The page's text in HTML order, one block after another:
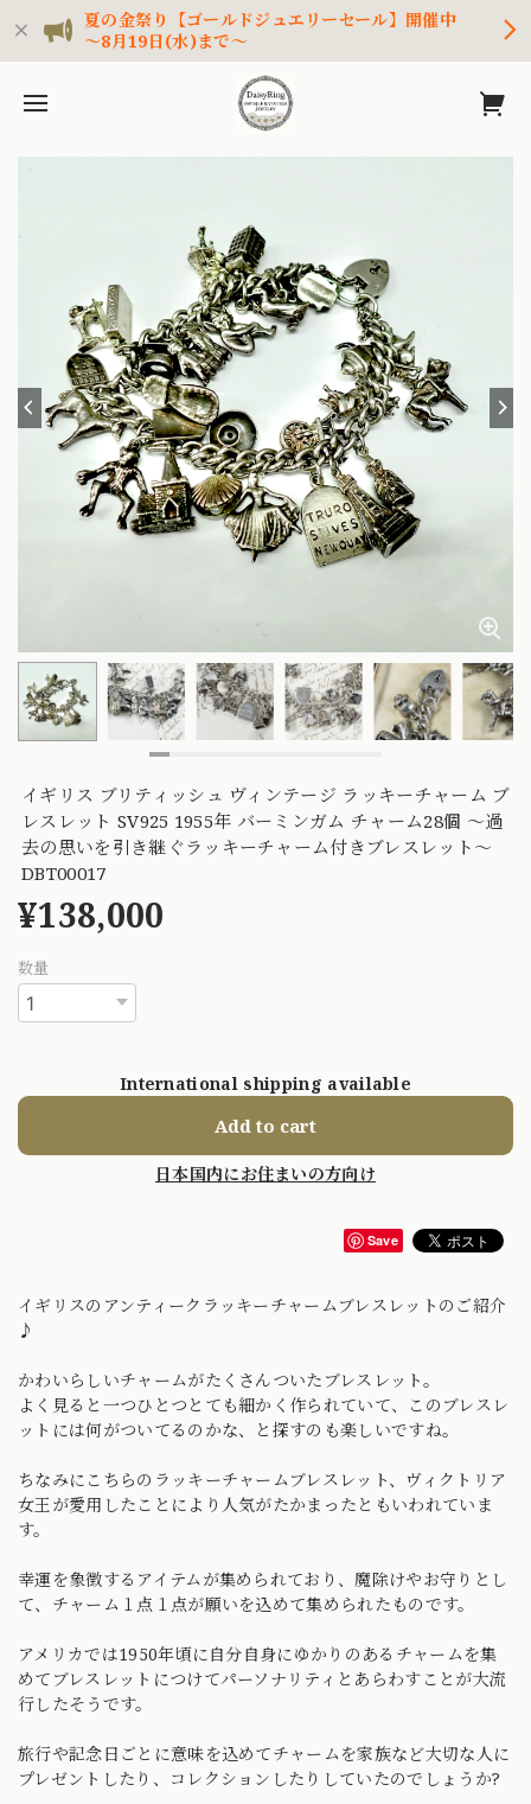
夏の金祭り【ゴールドジュエリーセール】開催中
～8月19日(水)まで～
イギリス ブリティッシュ ヴィンテージ ラッキーチャーム ブ
レスレット SV925 1955年 バーミンガム チャーム28個 〜過
去の思いを引き継ぐラッキーチャーム付きブレスレット〜
DBT00017
¥138,000
数量
International shipping available
Add to cart
日本国内にお住まいの方向け
Save
イギリスのアンティークラッキーチャームブレスレットのご紹介
♪
かわいらしいチャームがたくさんついたブレスレット。
よく見ると一つひとつとても細かく作られていて、このブレスレ
ットには何がついてるのかな、と探すのも楽しいですね。
ちなみにこちらのラッキーチャームブレスレット、ヴィクトリア
女王が愛用したことにより人気がたかまったともいわれていま
す。
幸運を象徴するアイテムが集められており、魔除けやお守りとし
て、チャーム１点１点が願いを込めて集められたものです。
アメリカでは1950年頃に自分自身にゆかりのあるチャームを集
めてブレスレットにつけてパーソナリティとあらわすことが大流
行したそうです。
旅行や記念日ごとに意味を込めてチャームを家族など大切な人に
プレゼントしたり、コレクションしたりしていたのでしょうか?